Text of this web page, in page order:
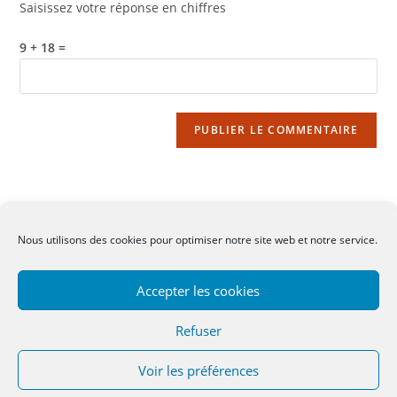
Nous utilisons des cookies pour optimiser notre site web et notre service.
Accepter les cookies
Refuser
Voir les préférences
comment
site
(facultatif)
Saisissez votre réponse en chiffres
9 + 18 =
Copyright 2022 - OceanWP Theme by OceanWP